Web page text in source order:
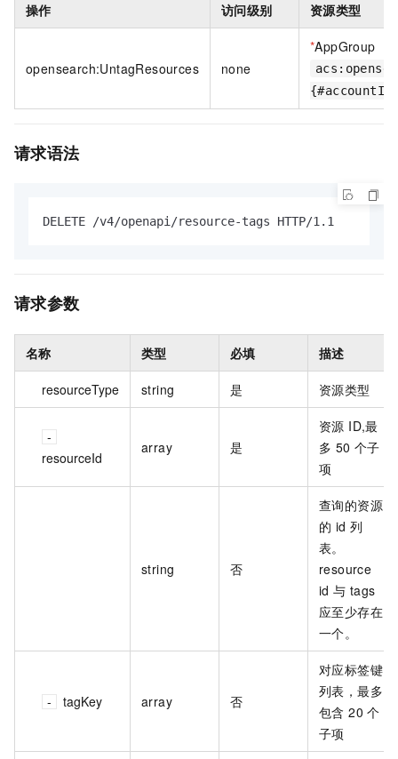
操作 访问级别 资源类型
opensearch:UntagResources none
*AppGroup
请求语法
DELETE /v4/openapi/resource-tags HTTP/1.1
请求参数
名称 类型 必填 描述
resourceType string 是 资源类型
resourceId
array 是
资源 ID,最
多 50 个子
项
string 否
查询的资源
的 id 列
表。
resource
id 与 tags
应至少存在
一个。
tagKey array 否
对应标签键
列表，最多
包含 20 个
子项